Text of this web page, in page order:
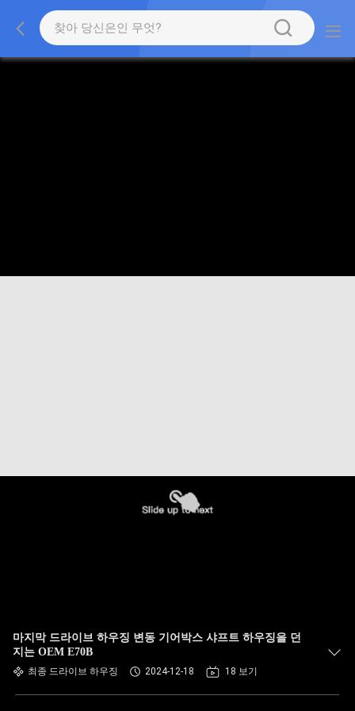
마지막 드라이브 하우징 변동 기어박스 샤프트 하우징을 던
지는 OEM E70B
최종 드라이브 하우징 2024-12-18 18 보기